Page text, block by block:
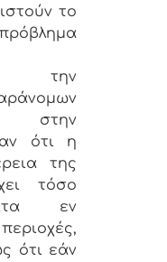
το
την
στην
ότι η
της
τόσο
εν
ότι εάν